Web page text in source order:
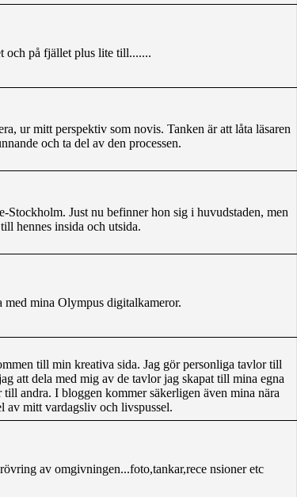
och på fjället plus lite till.......
ur mitt perspektiv som novis. Tanken är att låta läsaren
och ta del av den processen.
Just nu befinner hon sig i huvudstaden, men
hennes insida och utsida.
med mina Olympus digitalkameror.
till min kreativa sida. Jag gör personliga tavlor till
att dela med mig av de tavlor jag skapat till mina egna
andra. I bloggen kommer säkerligen även mina nära
av mitt vardagsliv och livspussel.
av omgivningen...foto,tankar,rece nsioner etc